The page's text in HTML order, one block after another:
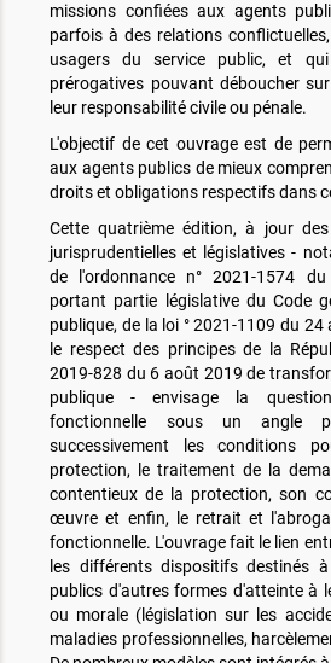
missions confiées aux agents
parfois à des relations
usagers du service public, et
prérogatives pouvant déboucher
leur responsabilité civile ou pénale.
L'objectif de cet ouvrage est de
aux agents publics de mieux
droits et obligations respectifs dans
Cette quatrième édition, à jour
jurisprudentielles et législatives -
de l'ordonnance n° 2021-1574
portant partie législative du Code
publique, de la loi ° 2021-1109 du
le respect des principes de la
2019-828 du 6 août 2019 de
publique - envisage la
fonctionnelle sous un angle
successivement les conditions
protection, le traitement de la
contentieux de la protection, son
œuvre et enfin, le retrait et
fonctionnelle. L'ouvrage fait le lien
les différents dispositifs destinés
publics d'autres formes d'atteinte à
ou morale (législation sur les
maladies professionnelles,